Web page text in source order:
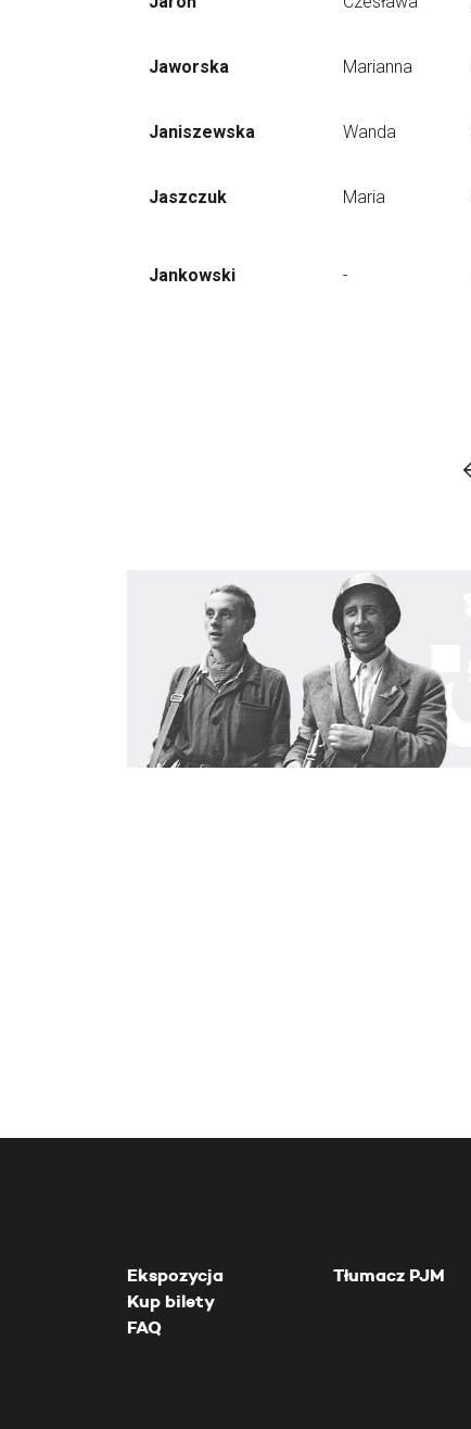
Jaworska Marianna
Janiszewska Wanda
Jaszczuk Maria
Jankowski -
Ekspozycja
Kup bilety
FAQ
Tłumacz PJM